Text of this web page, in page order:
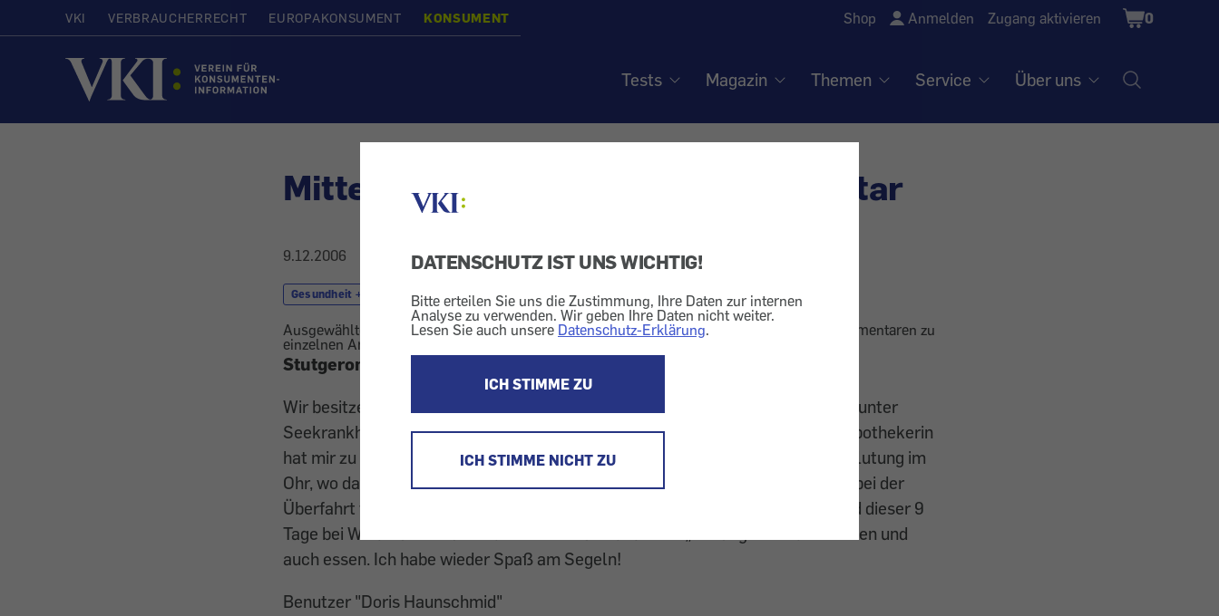
DATENSCHUTZ IST UNS WICHTIG!
Bitte erteilen Sie uns die Zustimmung, Ihre Daten zur internen
Analyse zu verwenden. Wir geben Ihre Daten nicht weiter.
Lesen Sie auch unsere Datenschutz-Erklärung.
ICH STIMME ZU
ICH STIMME NICHT ZU
VKI VERBRAUCHERRECHT EUROPAKONSUMENT KONSUMENT Shop Anmelden Zugang aktivieren
Shopping
Cart
0
Startseite
Tests Magazin Themen Service Über uns
Mittel bei Reisekrankheit - Kommentar
9.12.2006
Gesundheit + Kosmetik rezeptfreie Medikamente
Ausgewählte Leserreaktionen von unserer Homepage (aus unseren Foren und Online-Kommentaren zu
einzelnen Artikeln).
Stutgeron-Kapseln hilfreich
Wir besitzen eine Segelyacht. Auf vielen schönen Reisen litt ich immer wieder unter
Seekrankheit, so stark, dass ich nichts mehr essen und trinken konnte. Eine Apothekerin
hat mir zu Stutgeron-Kapseln geraten. Dieses Medikament fördert die Durchblutung im
Ohr, wo das Gleichgewichtsorgan sitzt. Zum ersten Mal nahm ich die Kapseln bei der
Überfahrt von den Azoren zum Europäischen Festland und ich konnte während dieser 9
Tage bei Windstärke 7 bis 8 für meinen Mann und mich „3-Gänge-Menüs“ kochen und
auch essen. Ich habe wieder Spaß am Segeln!
Benutzer "Doris Haunschmid"